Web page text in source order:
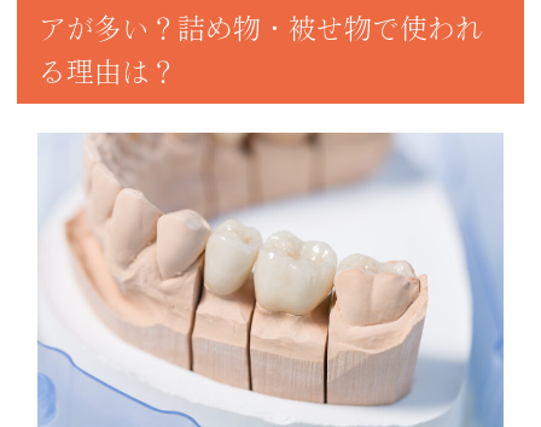
アが多い？詰め物・被せ物で使われ
る理由は？